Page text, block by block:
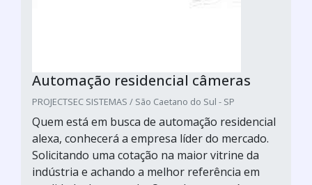
Automação residencial câmeras
PROJECTSEC SISTEMAS / São Caetano do Sul - SP
Quem está em busca de automação residencial
alexa, conhecerá a empresa líder do mercado.
Solicitando uma cotação na maior vitrine da
indústria e achando a melhor referência em